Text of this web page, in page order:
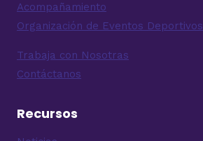
Acompañamiento
Organización de Eventos Deportivos
Trabaja con Nosotras
Contáctanos
Recursos